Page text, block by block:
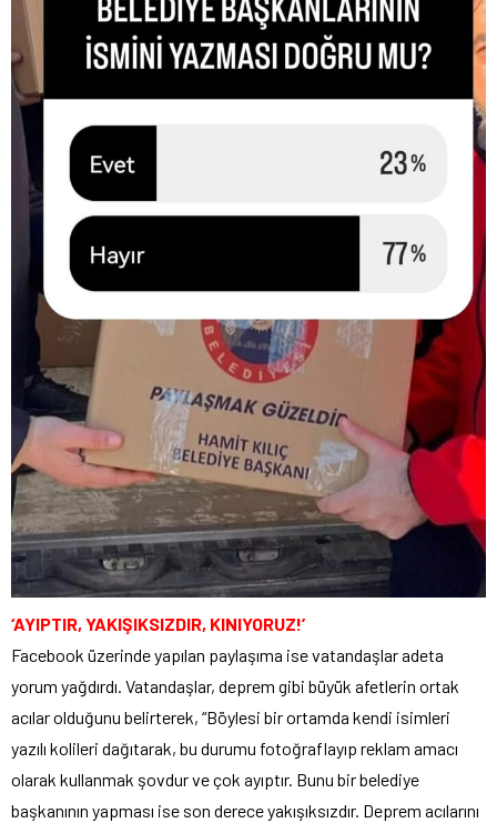
‘AYIPTIR, YAKIŞIKSIZDIR, KINIYORUZ!’
Facebook üzerinde yapılan paylaşıma ise vatandaşlar adeta
yorum yağdırdı. Vatandaşlar, deprem gibi büyük afetlerin ortak
acılar olduğunu belirterek, “Böylesi bir ortamda kendi isimleri
yazılı kolileri dağıtarak, bu durumu fotoğraflayıp reklam amacı
olarak kullanmak şovdur ve çok ayıptır. Bunu bir belediye
başkanının yapması ise son derece yakışıksızdır. Deprem acılarını